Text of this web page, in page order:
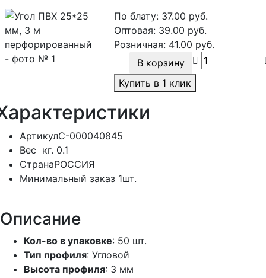
АртикулС-000040845
Вес кг. 0.1
СтранаРОССИЯ
Минимальный заказ 1шт.
По блату: 37.00 руб.
Оптовая: 39.00 руб.
Розничная: 41.00 руб.
В корзину
Купить в 1 клик
Описание
Кол-во в упаковке: 50 шт.
Тип профиля: Угловой
Высота профиля: 3 мм